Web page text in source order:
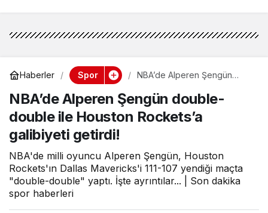
Haberler Spor
NBA’de Alperen Şengün
Rockets’a galibiyeti getirdi!
NBA’de Alperen Şengün double-
double ile Houston Rockets’a
galibiyeti getirdi!
NBA'de milli oyuncu Alperen Şengün, Houston
Rockets'ın Dallas Mavericks'i 111-107 yendiği maçta
"double-double" yaptı. İşte ayrıntılar... | Son dakika
spor haberleri